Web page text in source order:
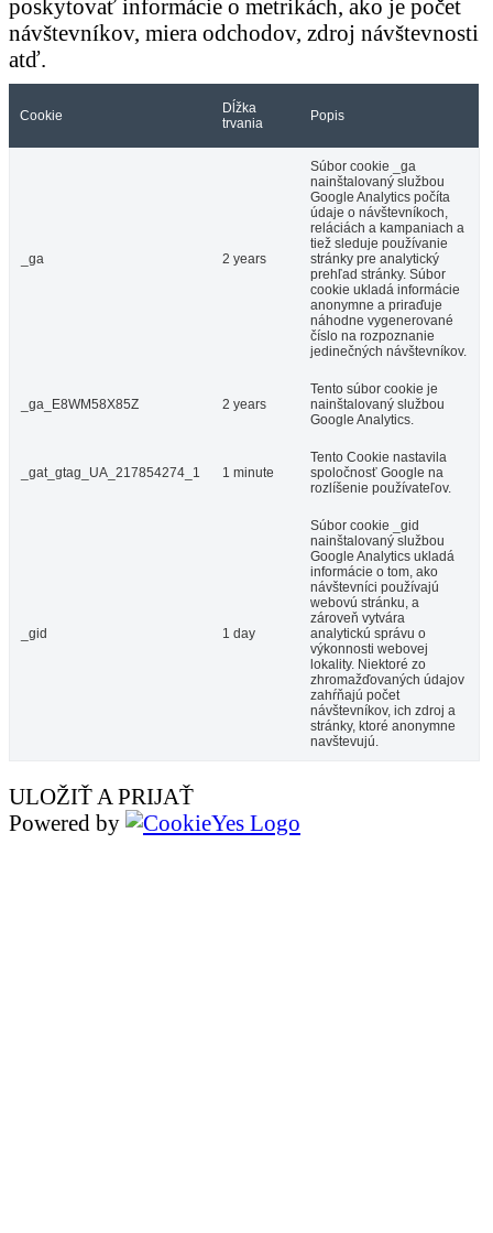
poskytovať informácie o metrikách, ako je počet
návštevníkov, miera odchodov, zdroj návštevnosti
atď.
Cookie
Dĺžka
trvania
Popis
_ga 2 years
Súbor cookie _ga
nainštalovaný službou
Google Analytics počíta
údaje o návštevníkoch,
reláciách a kampaniach a
tiež sleduje používanie
stránky pre analytický
prehľad stránky. Súbor
cookie ukladá informácie
anonymne a priraďuje
náhodne vygenerované
číslo na rozpoznanie
jedinečných návštevníkov.
_ga_E8WM58X85Z 2 years
Tento súbor cookie je
nainštalovaný službou
Google Analytics.
_gat_gtag_UA_217854274_1 1 minute
Tento Cookie nastavila
spoločnosť Google na
rozlíšenie používateľov.
_gid 1 day
Súbor cookie _gid
nainštalovaný službou
Google Analytics ukladá
informácie o tom, ako
návštevníci používajú
webovú stránku, a
zároveň vytvára
analytickú správu o
výkonnosti webovej
lokality. Niektoré zo
zhromažďovaných údajov
zahŕňajú počet
návštevníkov, ich zdroj a
stránky, ktoré anonymne
navštevujú.
ULOŽIŤ A PRIJAŤ
Powered by